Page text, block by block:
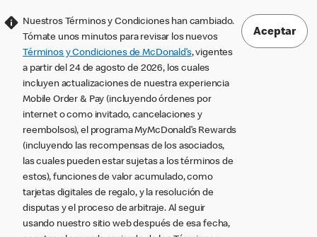
Nuestros Términos y Condiciones han cambiado.
Tómate unos minutos para revisar los nuevos
Términos y Condiciones de McDonald’s, vigentes
a partir del 24 de agosto de 2026, los cuales
incluyen actualizaciones de nuestra experiencia
Mobile Order & Pay (incluyendo órdenes por
internet o como invitado, cancelaciones y
reembolsos), el programa MyMcDonald’s Rewards
(incluyendo las recompensas de los asociados,
las cuales pueden estar sujetas a los términos de
estos), funciones de valor acumulado, como
tarjetas digitales de regalo, y la resolución de
disputas y el proceso de arbitraje. Al seguir
usando nuestro sitio web después de esa fecha,
Aceptar